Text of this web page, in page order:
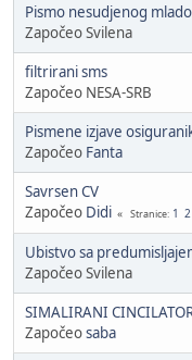
Pismo nesudjenog
Započeo Svilena
filtrirani sms
Započeo NESA-SRB
Pismene izjave
Započeo Fanta
Savrsen CV
Započeo Didi Stranice 1 2
Ubistvo sa
Započeo Svilena
SIMALIRANI
Započeosaba